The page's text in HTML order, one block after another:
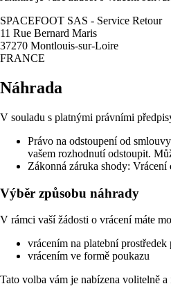
SPACEFOOT SAS - Service Retour
11 Rue Bernard Maris
37270 Montlouis-sur-Loire
FRANCE
Náhrada
V souladu s platnými právními
Právo na odstoupení od
vašem rozhodnutí odstoupit.
Zákonná záruka shody:
Výběr způsobu náhrady
V rámci vaší žádosti o vrácení máte
vrácením na platební
vrácením ve formě poukazu
Tato volba vám je nabízena volitelně